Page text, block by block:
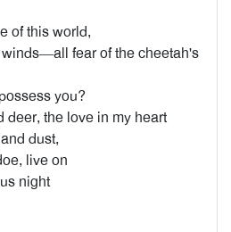
of this world,
fear of the cheetah's
you?
deer, the love in my heart
dust,
live on
night